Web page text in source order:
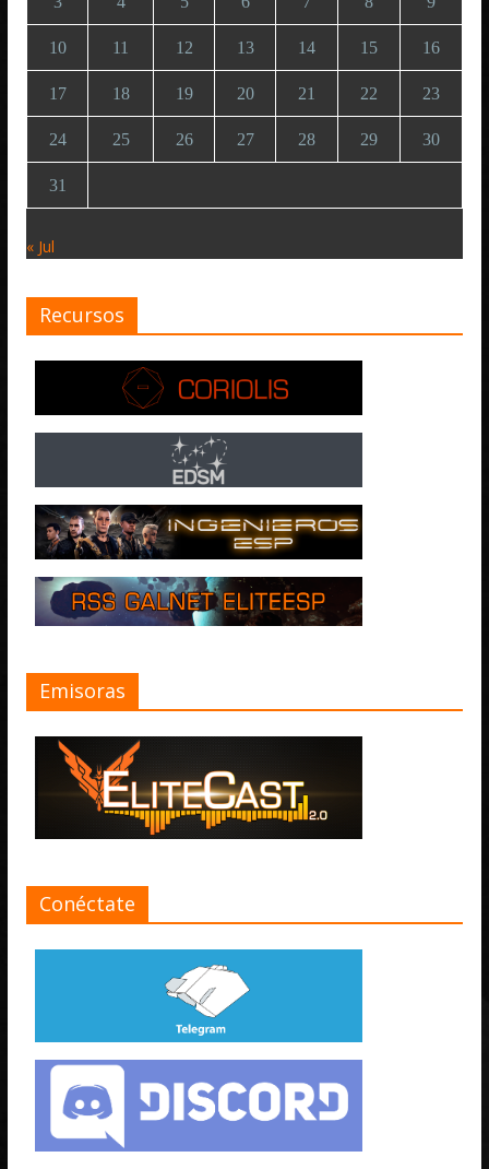
10 11 12 13 14 15 16
17 18 19 20 21 22 23
24 25 26 27 28 29 30
31
« Jul
Recursos
Emisoras
Conéctate